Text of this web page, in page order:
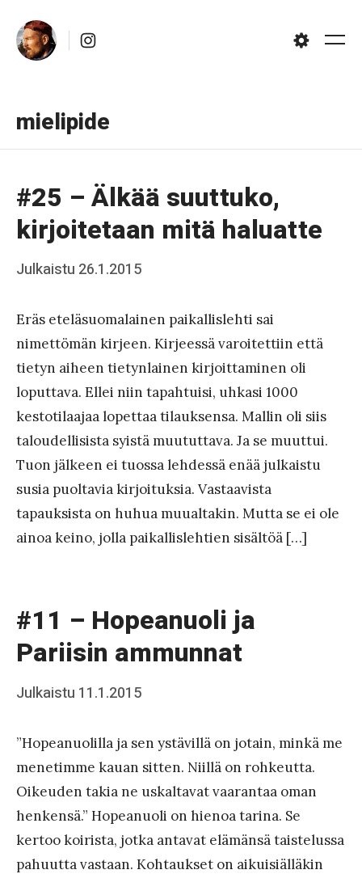
content
Instagram
mielipide
#25 – Älkää suuttuko,
kirjoitetaan mitä haluatte
Posted
Julkaistu 26.1.2015
J
a
a
k
k
o
Eräs eteläsuomalainen paikallislehti sai
nimettömän kirjeen. Kirjeessä varoitettiin että
tietyn aiheen tietynlainen kirjoittaminen oli
loputtava. Ellei niin tapahtuisi, uhkasi 1000
kestotilaajaa lopettaa tilauksensa. Mallin oli siis
taloudellisista syistä muututtava. Ja se muuttui.
Tuon jälkeen ei tuossa lehdessä enää julkaistu
susia puoltavia kirjoituksia. Vastaavista
tapauksista on huhua muualtakin. Mutta se ei ole
ainoa keino, jolla paikallislehtien sisältöä […]
#11 – Hopeanuoli ja
Pariisin ammunnat
Posted
Julkaistu 11.1.2015
y
a
a
k
k
”Hopeanuolilla ja sen ystävillä on jotain, minkä me
menetimme kauan sitten. Niillä on rohkeutta.
Oikeuden takia ne uskaltavat vaarantaa oman
henkensä.” Hopeanuoli on hienoa tarina. Se
kertoo koirista, jotka antavat elämänsä taistelussa
pahuutta vastaan. Kohtaukset on aikuisiälläkin